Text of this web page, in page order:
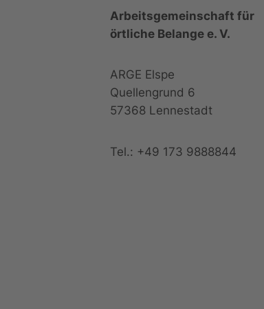
Arbeitsgemeinschaft für
örtliche Belange e. V.
ARGE Elspe
Quellengrund 6
57368 Lennestadt
Tel.: +49 173 9888844